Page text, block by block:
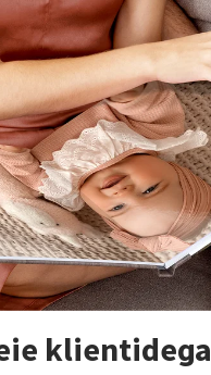
klientidega